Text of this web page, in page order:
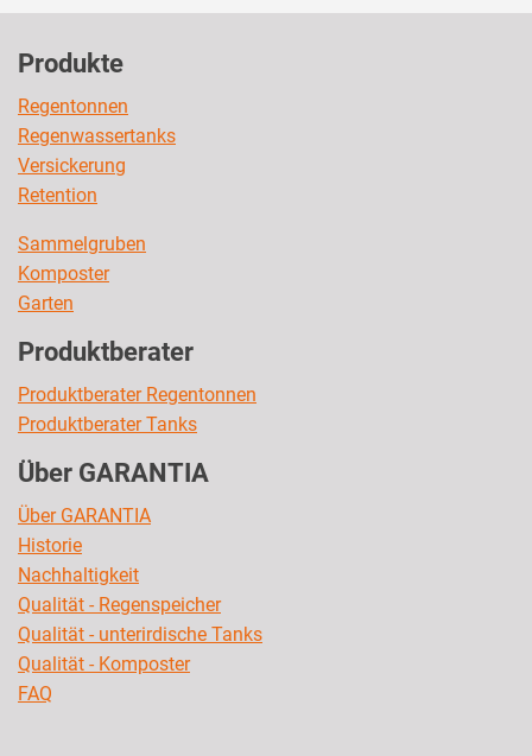
Produkte
Regentonnen
Regenwassertanks
Versickerung
Retention
Sammelgruben
Komposter
Garten
Produktberater
Produktberater Regentonnen
Produktberater Tanks
Über GARANTIA
Über GARANTIA
Historie
Nachhaltigkeit
Qualität - Regenspeicher
Qualität - unterirdische Tanks
Qualität - Komposter
FAQ